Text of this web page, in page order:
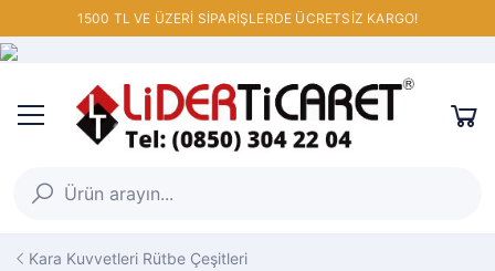
1500 TL VE ÜZERİ SİPARİŞLERDE ÜCRETSİZ KARGO!
Kara Kuvvetleri Rütbe Çeşitleri